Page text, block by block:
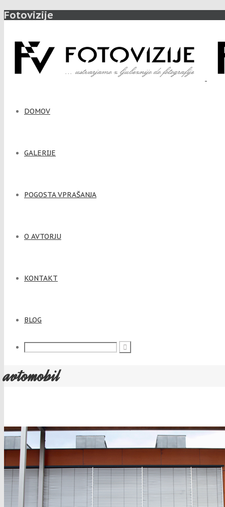
Fotovizije
DOMOV
GALERIJE
POGOSTA VPRAŠANJA
O AVTORJU
KONTAKT
BLOG
avtomobil